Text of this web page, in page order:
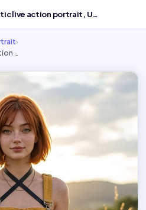
‎​Hyper-realistic cinematic live action portrait, Ultra-d...
›
…